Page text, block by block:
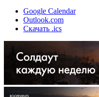
Google Calendar
Outlook.com
Скачать .ics